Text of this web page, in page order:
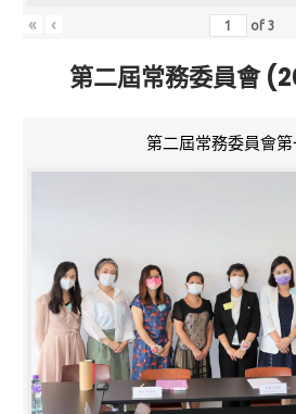
« ‹ of3
第二屆常務委員會
第二屆常務委員會